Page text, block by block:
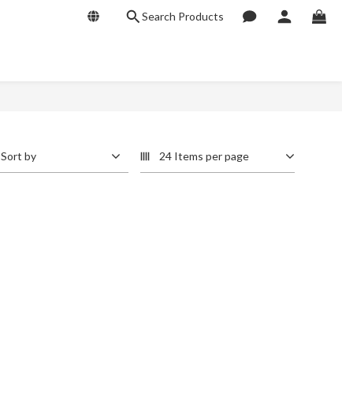
Search Products
Sort by 24 Items per page